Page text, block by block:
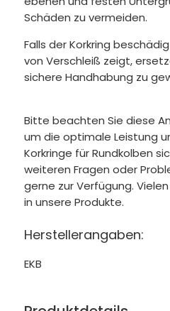
Schäden zu vermeiden.
Falls der Korkring
von Verschleiß zeigt,
sichere Handhabung zu
Bitte beachten Sie diese
um die optimale Leistung
Korkringe für Rundkolben
weiteren Fragen oder
gerne zur Verfügung.
in unsere Produkte.
Herstellerangaben:
EKB